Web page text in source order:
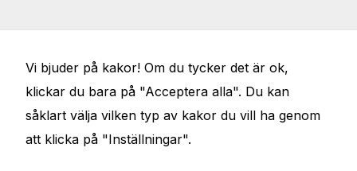
JÖRGENS VAL
Vi bjuder på kakor! Om du tycker det är ok,
klickar du bara på "Acceptera alla". Du kan
såklart välja vilken typ av kakor du vill ha genom
att klicka på "Inställningar".